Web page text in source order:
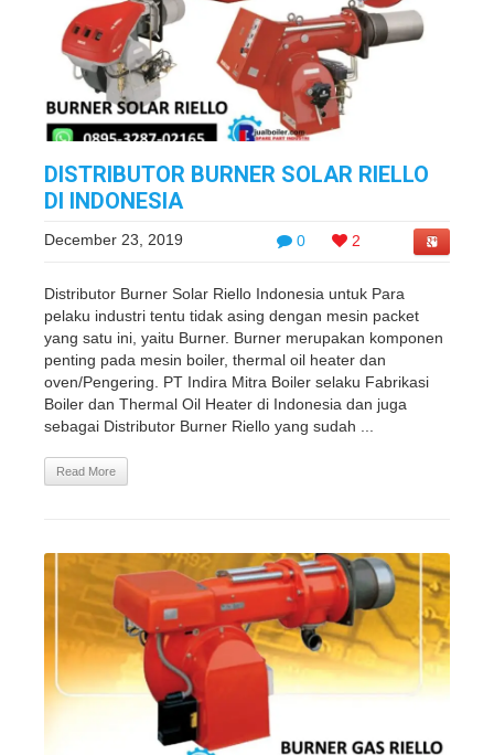
DISTRIBUTOR BURNER SOLAR RIELLO
DI INDONESIA
0 2
December 23, 2019
Distributor Burner Solar Riello Indonesia untuk Para
pelaku industri tentu tidak asing dengan mesin packet
yang satu ini, yaitu Burner. Burner merupakan komponen
penting pada mesin boiler, thermal oil heater dan
oven/Pengering. PT Indira Mitra Boiler selaku Fabrikasi
Boiler dan Thermal Oil Heater di Indonesia dan juga
sebagai Distributor Burner Riello yang sudah ...
Read More